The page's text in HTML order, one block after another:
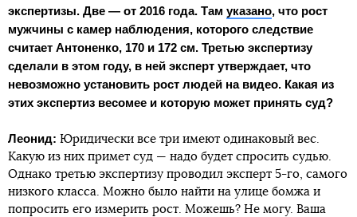
экспертизы. Две — от 2016 года. Там указано, что рост
мужчины с камер наблюдения, которого следствие
считает Антоненко, 170 и 172 см. Третью экспертизу
сделали в этом году, в ней эксперт утверждает, что
невозможно установить рост людей на видео. Какая из
этих экспертиз весомее и которую может принять суд?
Леонид: Юридически все три имеют одинаковый вес.
Какую из них примет суд — надо будет спросить судью.
Однако третью экспертизу проводил эксперт 5-го, самого
низкого класса. Можно было найти на улице бомжа и
попросить его измерить рост. Можешь? Не могу. Ваша